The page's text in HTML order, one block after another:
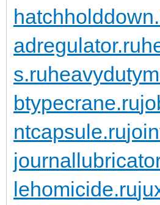
adregulator.ru
s.ru
btypecrane.ru
ntcapsule.ru
lehomicide.ru